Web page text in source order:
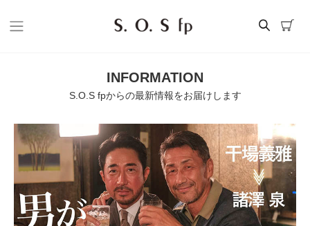
INFORMATION
S.O.S fpからの最新情報をお届けします